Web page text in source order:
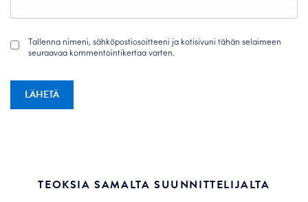
Tallenna nimeni, sähköpostiosoitteeni ja kotisivuni tähän selaimeen
seuraavaa kommentointikertaa varten.
TEOKSIA SAMALTA SUUNNITTELIJALTA